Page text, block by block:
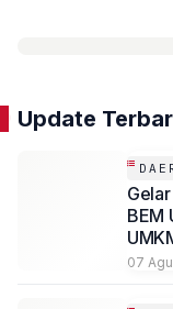
Update
BEM
07